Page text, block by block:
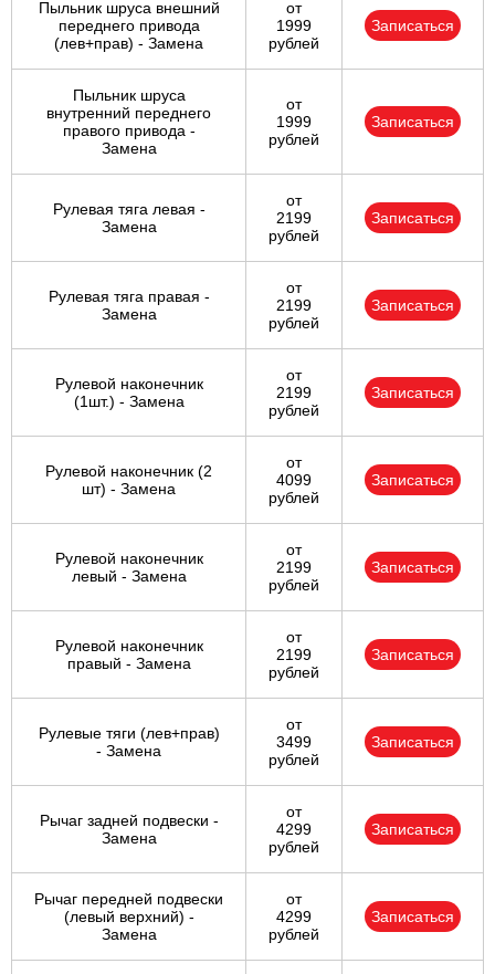
Пыльник шруса внешний
переднего привода
(лев+прав) - Замена
от
1999
рублей
Записаться
Пыльник шруса
внутренний переднего
правого привода -
Замена
от
1999
рублей
Записаться
Рулевая тяга левая -
Замена
от
2199
рублей
Записаться
Рулевая тяга правая -
Замена
от
2199
рублей
Записаться
Рулевой наконечник
(1шт.) - Замена
от
2199
рублей
Записаться
Рулевой наконечник (2
шт) - Замена
от
4099
рублей
Записаться
Рулевой наконечник
левый - Замена
от
2199
рублей
Записаться
Рулевой наконечник
правый - Замена
от
2199
рублей
Записаться
Рулевые тяги (лев+прав)
- Замена
от
3499
рублей
Записаться
Рычаг задней подвески -
Замена
от
4299
рублей
Записаться
Рычаг передней подвески
(левый верхний) -
Замена
от
4299
рублей
Записаться